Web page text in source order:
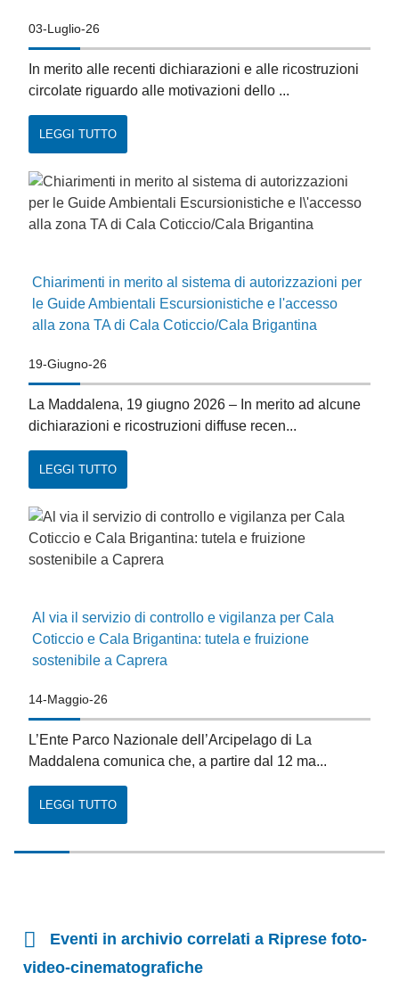
03-Luglio-26
In merito alle recenti dichiarazioni e alle ricostruzioni
circolate riguardo alle motivazioni dello ...
LEGGI TUTTO
Chiarimenti in merito al sistema di autorizzazioni per
le Guide Ambientali Escursionistiche e l'accesso
alla zona TA di Cala Coticcio/Cala Brigantina
19-Giugno-26
La Maddalena, 19 giugno 2026 – In merito ad alcune
dichiarazioni e ricostruzioni diffuse recen...
LEGGI TUTTO
Al via il servizio di controllo e vigilanza per Cala
Coticcio e Cala Brigantina: tutela e fruizione
sostenibile a Caprera
14-Maggio-26
L’Ente Parco Nazionale dell’Arcipelago di La
Maddalena comunica che, a partire dal 12 ma...
LEGGI TUTTO
Eventi in archivio correlati a Riprese foto-
video-cinematografiche